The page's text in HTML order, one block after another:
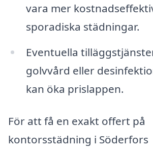
vara mer
sporadiska städningar.
Eventuella
golvvård eller
kan öka prislappen.
För att få en exakt offert på
kontorsstädning i Söderfors